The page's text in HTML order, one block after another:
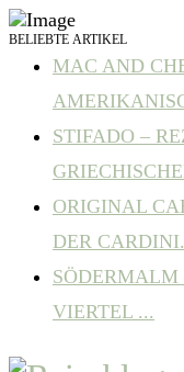
BELIEBTE ARTIKEL
MAC AND
STIFADO –
ORIGINAL
DER
SÖDERMALM
VIERTEL ...